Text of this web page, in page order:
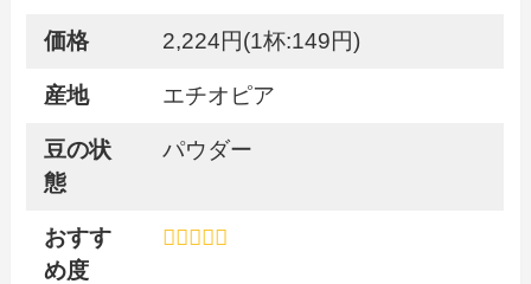
価格 2,224円(1杯:149円)
産地 エチオピア
豆の状
態
パウダー
おすす
め度